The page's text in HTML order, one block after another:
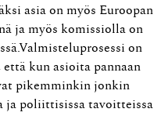
asia on myös Euroopan
ja myös komissiolla on
on
kun asioita pannaan
pikemminkin jonkin
ja poliittisissa tavoitteissa